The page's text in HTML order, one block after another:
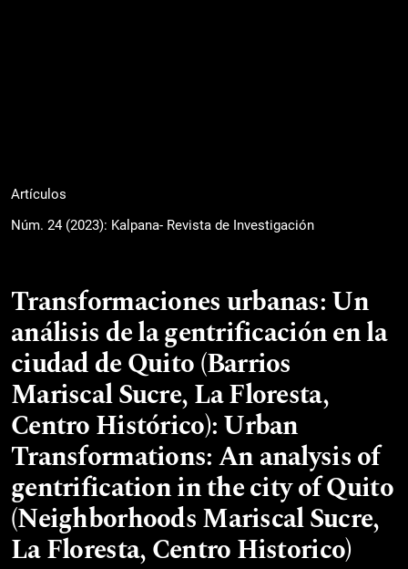
Artículos
Núm. 24 (2023): Kalpana- Revista de Investigación
Transformaciones urbanas: Un
análisis de la gentrificación en la
ciudad de Quito (Barrios
Mariscal Sucre, La Floresta,
Centro Histórico): Urban
Transformations: An analysis of
gentrification in the city of Quito
(Neighborhoods Mariscal Sucre,
La Floresta, Centro Historico)